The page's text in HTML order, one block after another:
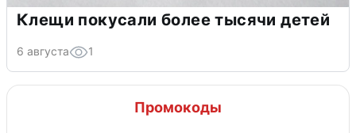
Клещи покусали более тысячи детей
6 августа 1
Промокоды